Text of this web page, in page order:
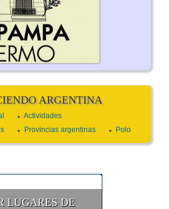
ARGENTINA
Actividades
Provincias argentinas Polo
LUGARES DE